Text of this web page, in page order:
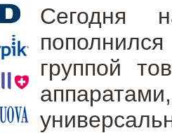
Сегодня
группой